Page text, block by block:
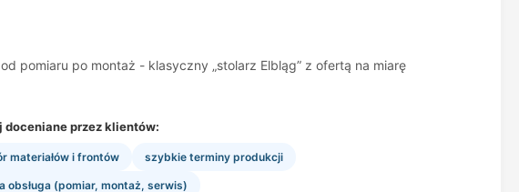
pomiaru po montaż - klasyczny „stolarz Elbląg” z ofertą na miarę
przez klientów:
materiałów i frontów szybkie terminy produkcji
obsługa (pomiar, montaż, serwis)